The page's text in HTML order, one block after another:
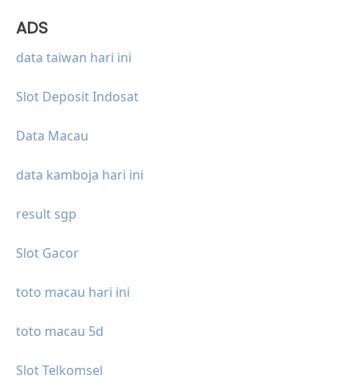
ADS
data taiwan hari ini
Slot Deposit Indosat
Data Macau
data kamboja hari ini
result sgp
Slot Gacor
toto macau hari ini
toto macau 5d
Slot Telkomsel